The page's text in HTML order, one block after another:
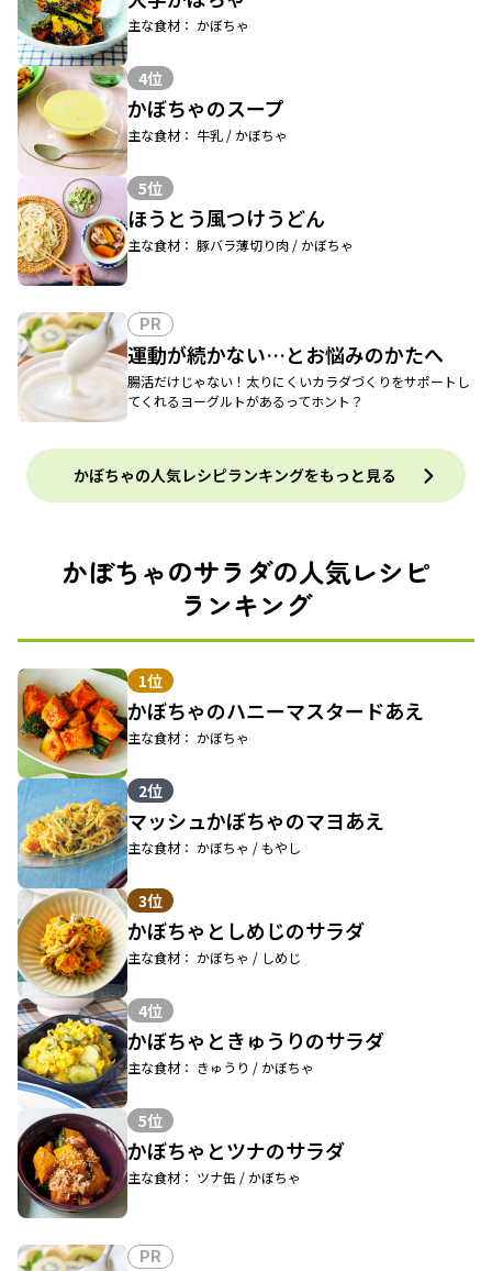
主な食材： かぼちゃ
4位
かぼちゃのスープ
主な食材： 牛乳 / かぼちゃ
5位
ほうとう風つけうどん
主な食材： 豚バラ薄切り肉 / かぼちゃ
PR
運動が続かない…とお悩みのかたへ
腸活だけじゃない！太りにくいカラダづくりをサポートし
てくれるヨーグルトがあるってホント？
かぼちゃの人気レシピランキングをもっと見る
かぼちゃのサラダの人気レシピ
ランキング
1位
かぼちゃのハニーマスタードあえ
主な食材： かぼちゃ
2位
マッシュかぼちゃのマヨあえ
主な食材： かぼちゃ / もやし
3位
かぼちゃとしめじのサラダ
主な食材： かぼちゃ / しめじ
4位
かぼちゃときゅうりのサラダ
主な食材： きゅうり / かぼちゃ
5位
かぼちゃとツナのサラダ
主な食材： ツナ缶 / かぼちゃ
PR